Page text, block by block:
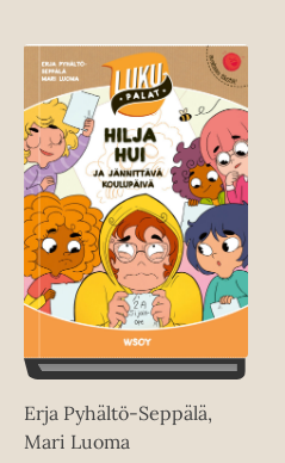
Erja Pyhältö-Seppälä,
Mari Luoma